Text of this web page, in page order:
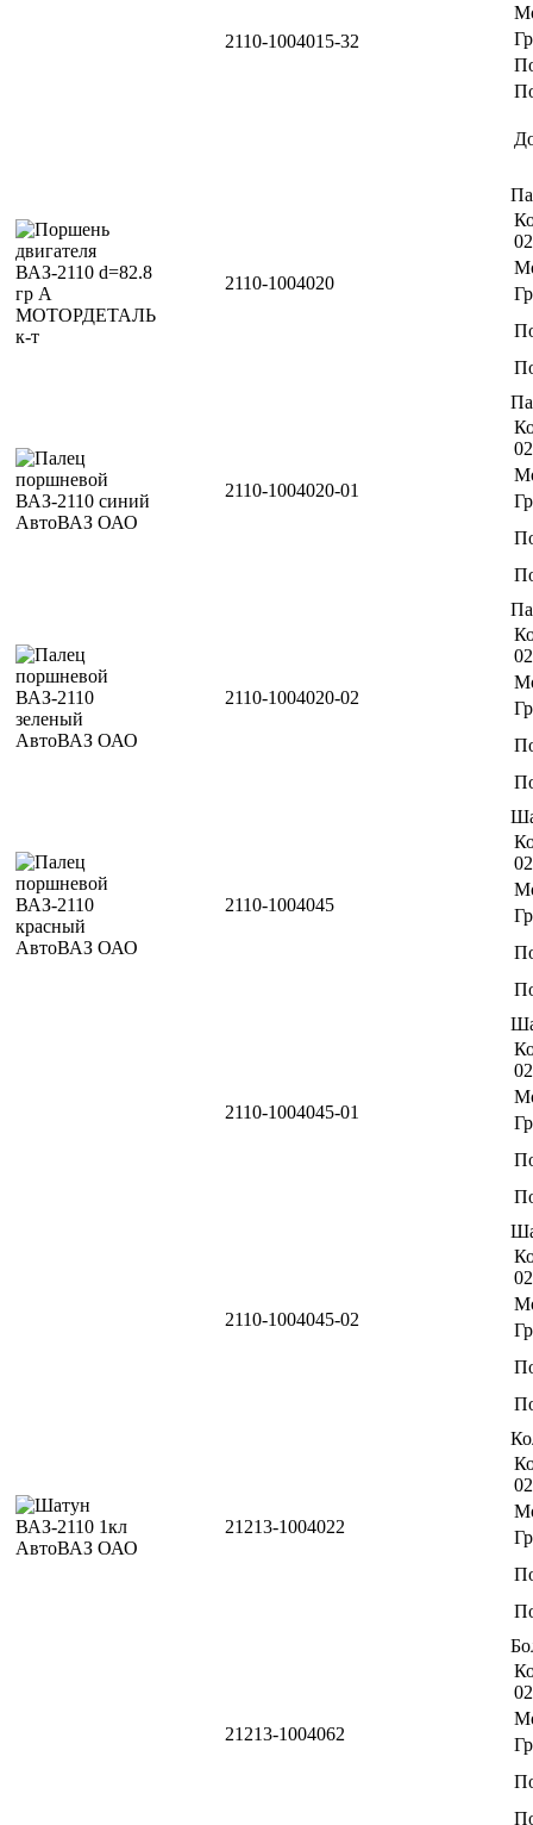
2110-1004015-32
2110-1004020
2110-1004020-01
2110-1004020-02
2110-1004045
2110-1004045-01
2110-1004045-02
21213-1004022
21213-1004062